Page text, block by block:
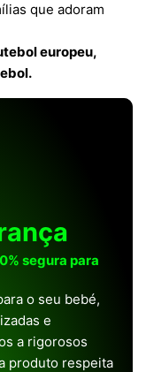
que adoram
europeu,
segura para
o seu bebé,
e
a rigorosos
produto respeita